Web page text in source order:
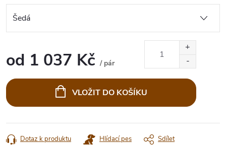
od 1 037 Kč / pár
cena:
VLOŽIT DO KOŠÍKU
Dotaz k produktu Hlídací pes Sdílet